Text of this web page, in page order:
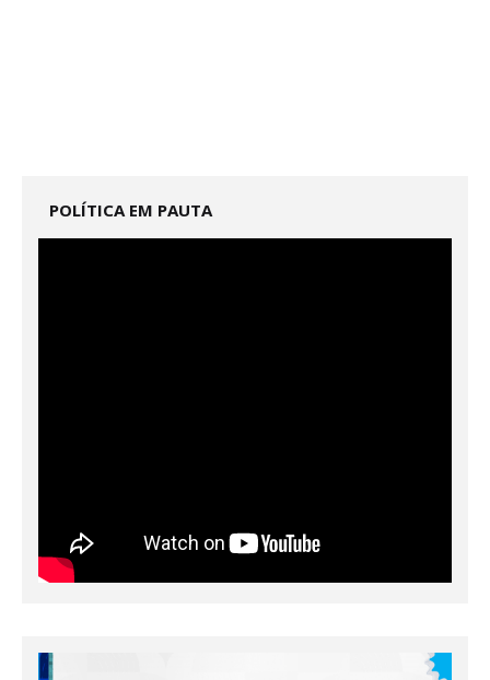
POLÍTICA EM PAUTA